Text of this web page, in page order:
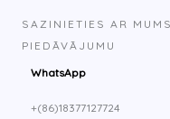
SAZINIETIES AR
PIEDĀVĀJUMU
WhatsApp
+(86)18377127724